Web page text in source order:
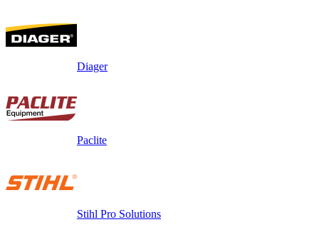
Diager
Paclite
Stihl Pro Solutions